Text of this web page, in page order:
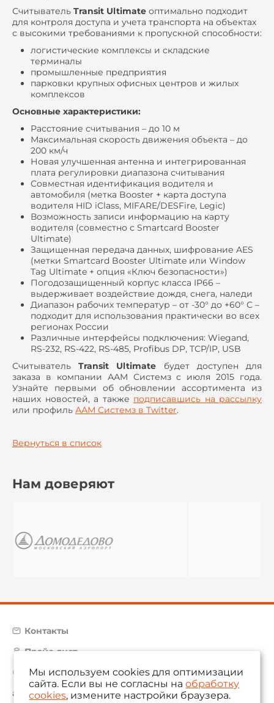
Считыватель Transit Ultimate оптимально подходит
для контроля доступа и учета транспорта на объектах
с высокими требованиями к пропускной способности:
логистические комплексы и складские
терминалы
промышленные предприятия
парковки крупных офисных центров и жилых
комплексов
Основные характеристики:
Расстояние считывания – до 10 м
Максимальная скорость движения объекта – до
200 км/ч
Новая улучшенная антенна и интегрированная
плата регулировки диапазона считывания
Совместная идентификация водителя и
автомобиля (метка Booster + карта доступа
водителя HID iClass, MIFARE/DESFire, Legic)
Возможность записи информацию на карту
водителя (совместно с Smartcard Booster
Ultimate)
Защищенная передача данных, шифрование AES
(метки Smartcard Booster Ultimate или Window
Tag Ultimate + опция «Ключ безопасности»)
Погодозащищенный корпус класса IP66 –
выдерживает воздействие дождя, снега, наледи
Диапазон рабочих температур – от -30° до +60° С –
подходит для использования практически во всех
регионах России
Различные интерфейсы подключения: Wiegand,
RS-232, RS-422, RS-485, Profibus DP, TCP/IP, USB
СчитывательTransit Ultimate
будет доступен для
заказа в компании ААМ Системз с июля 2015 года.
Узнайте первыми об обновлении ассортимента из
наших новостей, а также подписавшись на рассылку
или профиль ААМ Системз в Twitter.
Вернуться в список
Нам доверяют
Контакты
Прайс-лист
Карта сайта
aam@aamsystems.ru
Мы используем cookies для оптимизации
сайта. Если вы не согласны наобработку
cookies, измените настройки браузера.